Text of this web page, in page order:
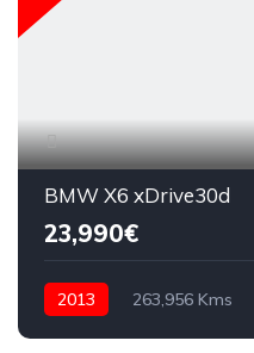
BMW X6 xDrive30d
23,990€
2013 263,956 Kms